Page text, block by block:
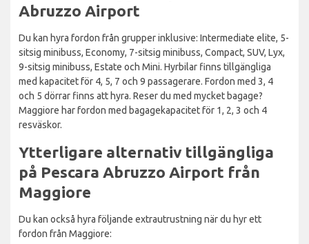
Abruzzo Airport
Du kan hyra fordon från grupper inklusive: Intermediate elite, 5-
sitsig minibuss, Economy, 7-sitsig minibuss, Compact, SUV, Lyx,
9-sitsig minibuss, Estate och Mini. Hyrbilar finns tillgängliga
med kapacitet för 4, 5, 7 och 9 passagerare. Fordon med 3, 4
och 5 dörrar finns att hyra. Reser du med mycket bagage?
Maggiore har fordon med bagagekapacitet för 1, 2, 3 och 4
resväskor.
Ytterligare alternativ tillgängliga
på Pescara Abruzzo Airport från
Maggiore
Du kan också hyra följande extrautrustning när du hyr ett
fordon från Maggiore: